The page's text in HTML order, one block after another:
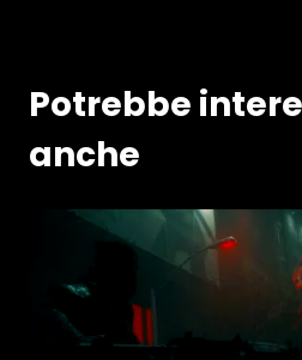
Potrebbe
anche